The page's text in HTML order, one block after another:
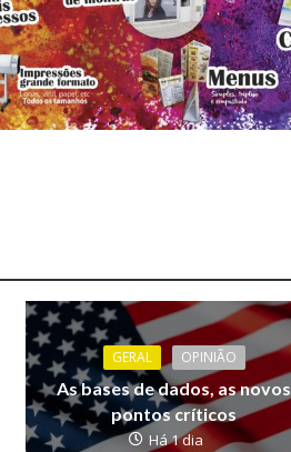
GERAL OPINIÃO
As bases de dados, as novos
pontos críticos
Há 1 dia